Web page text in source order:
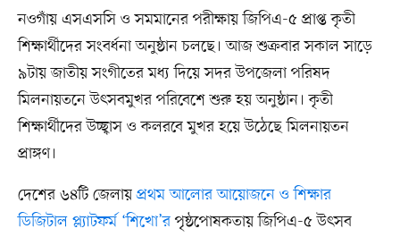
নওগাঁয় এসএসসি ও সমমানের পরীক্ষায় জিপিএ-৫ প্রাপ্ত কৃতী
শিক্ষার্থীদের সংবর্ধনা অনুষ্ঠান চলছে। আজ শুক্রবার সকাল সাড়ে
৯টায় জাতীয় সংগীতের মধ্য দিয়ে সদর উপজেলা পরিষদ
মিলনায়তনে উৎসবমুখর পরিবেশে শুরু হয় অনুষ্ঠান। কৃতী
শিক্ষার্থীদের উচ্ছ্বাস ও কলরবে মুখর হয়ে উঠেছে মিলনায়তন
প্রাঙ্গণ।
দেশের ৬৪টি জেলায়প্রথম আলোর আয়োজনে ও শিক্ষার
ডিজিটাল প্ল্যাটফর্ম ‘শিখো’রপৃষ্ঠপোষকতায় জিপিএ-৫ উৎসব